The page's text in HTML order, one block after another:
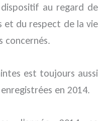
au regard de
et du respect de la vie
concernés.
est toujours aussi
en 2014.